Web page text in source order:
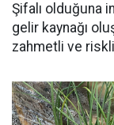
Şifalı olduğuna
gelir kaynağı
zahmetli ve